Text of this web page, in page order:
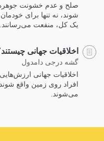
صلح و عدم خشونت جوهره
شوند، نه تنها برای
یک کل، منفعت می‌رسانند.
اخلاقیات جهانی
گشه درجی دامدول
اخلاقیات جهانی
افراد روی زمین‌ واقع
می‌شوند.